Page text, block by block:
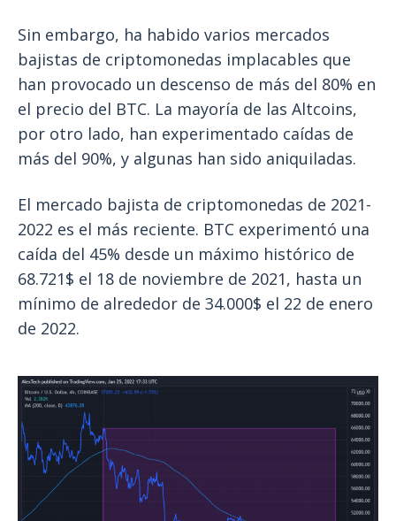
Sin embargo, ha habido varios mercados
bajistas de criptomonedas implacables que
han provocado un descenso de más del 80% en
el precio del BTC. La mayoría de las Altcoins,
por otro lado, han experimentado caídas de
más del 90%, y algunas han sido aniquiladas.
El mercado bajista de criptomonedas de 2021-
2022 es el más reciente. BTC experimentó una
caída del 45% desde un máximo histórico de
68.721$ el 18 de noviembre de 2021, hasta un
mínimo de alrededor de 34.000$ el 22 de enero
de 2022.